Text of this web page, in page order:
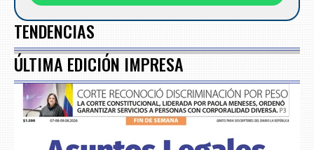
TENDENCIAS
ÚLTIMA EDICIÓN IMPRESA